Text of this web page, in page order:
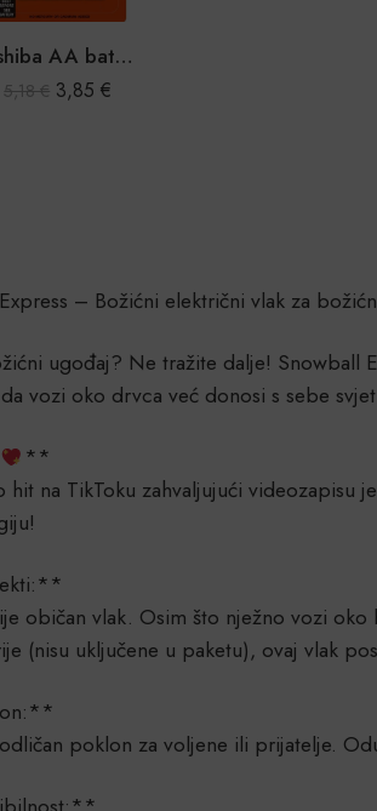
Toshiba AA baterije 4 komada
5,18€ 3,85€
– Božićni električni vlak za
ugođaj? Ne tražite dalje! Snowball
vozi oko drvca već donosi s sebe
**
hit na TikToku zahvaljujući
običan vlak. Osim što nježno vozi
(nisu uključene u paketu), ovaj vlak
poklon za voljene ili prijatelje.